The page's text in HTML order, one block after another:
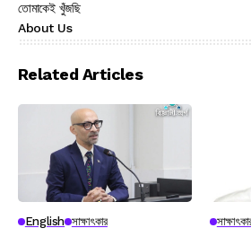
তোমাকেই খুঁজছি
About Us
Related Articles
English সাক্ষাৎকার